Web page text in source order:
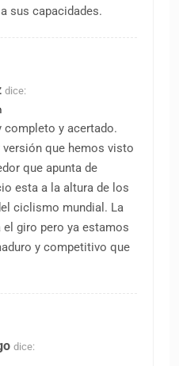
sus capacidades.
dice:
completo y acertado.
que hemos visto
que apunta de
esta a la altura de los
ciclismo mundial. La
el giro pero ya estamos
y competitivo que
dice: